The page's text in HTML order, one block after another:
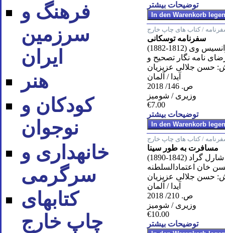
فرهنگ و
سرزمین
ایران
هنر
کودکان و
نوجوان
خانه‪داری و
سرگرمی
کتاب‪های
چاپ خارج
توضیحات بیشتر
/ کتاب های چاپ خارج
سفرنامه توسکانی
وى (1812-1882)
نامه نگار تصحيح و
حسن جلالى عزيزيان
آیدا / آلمان
ص. 146/ 2018
وزیری / شومیز
€7.00
توضیحات بیشتر
/ کتاب های چاپ خارج
مسافرت به طور سینا
شارل گراد (1842-1890)
خان اعتمادالسلطنه
حسن جلالى عزيزيان
آیدا / آلمان
ص. 210/ 2018
وزیری / شومیز
€10.00
توضیحات بیشتر